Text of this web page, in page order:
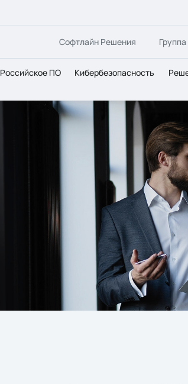
Софтлайн Решения
Российское ПО Кибербезопасность